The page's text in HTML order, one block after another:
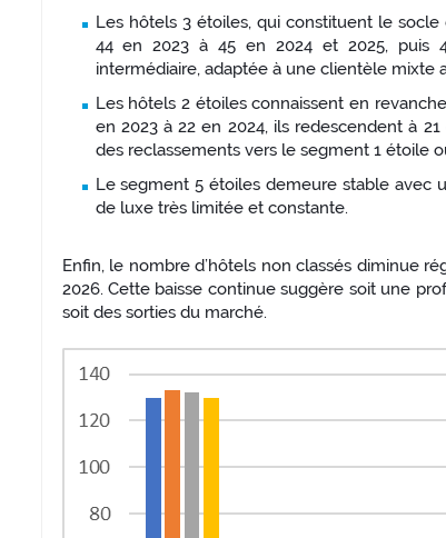
Les hôtels 3 étoiles, qui constituent le
44 en 2023 à 45 en 2024 et 2025, puis
intermédiaire, adaptée à une clientèle mixte
Les hôtels 2 étoiles connaissent en
en 2023 à 22 en 2024, ils redescendent à
des reclassements vers le segment 1 étoile
Le segment 5 étoiles demeure stable avec
de luxe très limitée et constante.
Enfin, le nombre d’hôtels non classés diminue
2026. Cette baisse continue suggère soit une
soit des sorties du marché.